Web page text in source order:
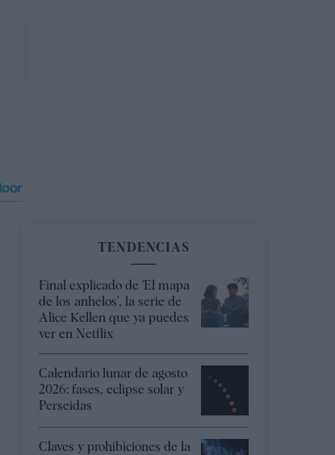
TENDENCIAS
Final explicado de 'El mapa
de los anhelos', la serie de
Alice Kellen que ya puedes
ver en Netflix
Calendario lunar de agosto
2026: fases, eclipse solar y
Perseidas
Claves y prohibiciones de la